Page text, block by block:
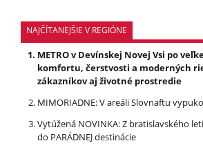
NAJČÍTANEJŠIE V REGIÓNE
METRO v Devínskej Novej Vsi po
komfortu, čerstvosti a moderných
zákazníkov aj životné prostredie
MIMORIADNE: V areáli Slovnaftu
Vytúžená NOVINKA: Z bratislavského
do PARÁDNEJ destinácie